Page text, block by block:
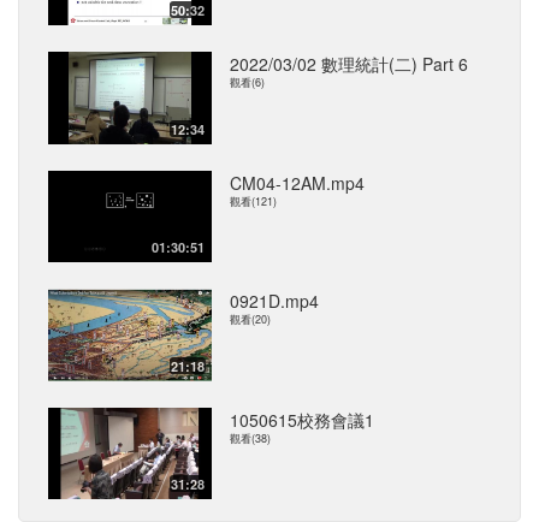
50:32
12:34
2022/03/02 數理統計(二) Part 6
觀看(6)
01:30:51
CM04-12AM.mp4
觀看(121)
21:18
0921D.mp4
觀看(20)
31:28
1050615校務會議1
觀看(38)